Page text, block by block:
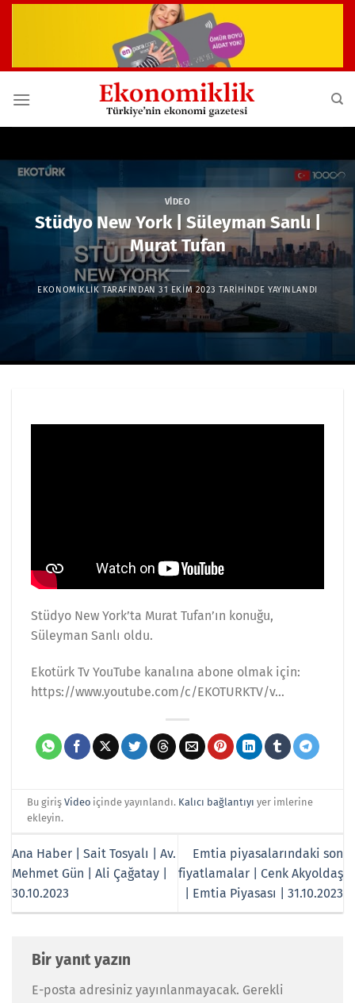
VIDEO
Stüdyo New York | Süleyman Sanlı |
Murat Tufan
EKONOMIKLIK TARAFINDAN 31 EKIM 2023 TARIHINDE YAYINLANDI
Stüdyo New York’ta Murat Tufan’ın konuğu,
Süleyman Sanlı oldu.
Ekotürk Tv YouTube kanalına abone olmak için:
https://www.youtube.com/c/EKOTURKTV/v​​…
Bu girişVideo içinde yayınlandı. Kalıcı bağlantıyı yer imlerine
ekleyin.
Ana Haber | Sait Tosyalı | Av.
Mehmet Gün | Ali Çağatay |
30.10.2023
Emtia piyasalarındaki son
fiyatlamalar | Cenk Akyoldaş
| Emtia Piyasası | 31.10.2023
Bir yanıt yazın
E-posta adresiniz yayınlanmayacak. Gerekli